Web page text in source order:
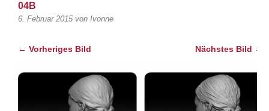
04B
6. Februar 2015 von Ivonne
← Vorheriges Bild Nächstes Bild →